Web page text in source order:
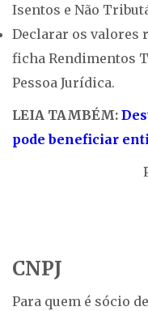
Isentos e Não
Declarar os valores
ficha Rendimentos
Pessoa Jurídica.
LEIA TAMBÉM:
pode beneficiar
CNPJ
Para quem é sócio